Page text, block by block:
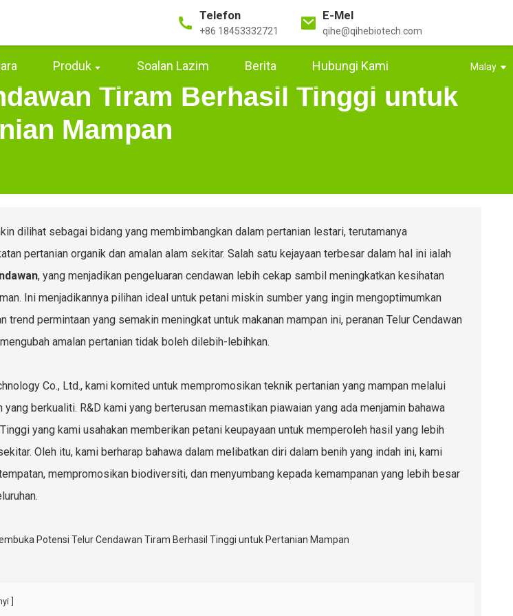
Telefon
+86 18453332721
E-Mel
qihe@qihebiotech.com
Produk Soalan Lazim Berita Hubungi Kami Malay
Tiram Berhasil Tinggi untuk
Mampan
dilihat sebagai bidang yang membimbangkan dalam pertanian lestari, terutamanya
pertanian organik dan amalan alam sekitar. Salah satu kejayaan terbesar dalam hal ini ialah
, yang menjadikan pengeluaran cendawan lebih cekap sambil meningkatkan kesihatan
Ini menjadikannya pilihan ideal untuk petani miskin sumber yang ingin mengoptimumkan
trend permintaan yang semakin meningkat untuk makanan mampan ini, peranan Telur Cendawan
amalan pertanian tidak boleh dilebih-lebihkan.
Co., Ltd., kami komited untuk mempromosikan teknik pertanian yang mampan melalui
yang berkualiti. R&D kami yang berterusan memastikan piawaian yang ada menjamin bahawa
yang kami usahakan memberikan petani keupayaan untuk memperoleh hasil yang lebih
Oleh itu, kami berharap bahawa dalam melibatkan diri dalam benih yang indah ini, kami
mempromosikan biodiversiti, dan menyumbang kepada kemampanan yang lebih besar
]